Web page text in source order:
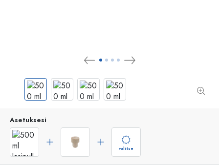
Asetuksesi
valitse